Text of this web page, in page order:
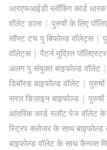
आरएफआईडी ब्लॉकिंग कार्ड धारक
वॉलेट डाला | पुरुषों के लिए
सॉफ्ट टच पु बिफोल्ड वॉलेट्स|
वॉलेट्स| पैटर्न मुद्रित
अलग पु संयुक्त बाइफोल्ड वॉलेट |
डिबॉस्ड बाइफोल्ड वॉलेट |
सरल डिज़ाइन बाइफोल्ड | पुरुषों
आंतरिक कार्ड स्लॉट पेज वॉलेट
स्ट्रिप क्लोजर के साथ बाइफोल्ड
बाइफोल्ड वॉलेट के साथ कैनव्स